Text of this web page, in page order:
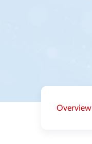
Overview